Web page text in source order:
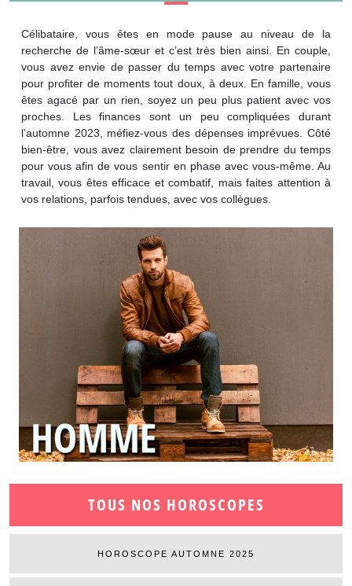
TOUS NOS HOROSCOPES
HOROSCOPE AUTOMNE 2025
Célibataire, vous êtes en mode pause au niveau de la
recherche de l’âme-sœur et c’est très bien ainsi. En couple,
vous avez envie de passer du temps avec votre partenaire
pour profiter de moments tout doux, à deux. En famille, vous
êtes agacé par un rien, soyez un peu plus patient avec vos
proches. Les finances sont un peu compliquées durant
l’automne 2023, méfiez-vous des dépenses imprévues. Côté
bien-être, vous avez clairement besoin de prendre du temps
pour vous afin de vous sentir en phase avec vous-même. Au
travail, vous êtes efficace et combatif, mais faites attention à
vos relations, parfois tendues, avec vos collègues.